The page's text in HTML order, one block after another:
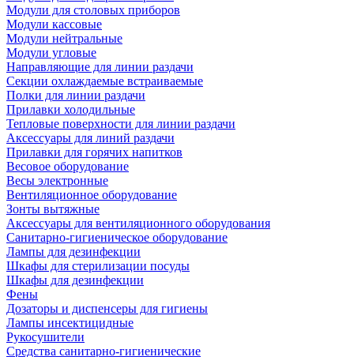
Модули для столовых приборов
Модули кассовые
Модули нейтральные
Модули угловые
Направляющие для линии раздачи
Секции охлаждаемые встраиваемые
Полки для линии раздачи
Прилавки холодильные
Тепловые поверхности для линии раздачи
Аксессуары для линий раздачи
Прилавки для горячих напитков
Весовое оборудование
Весы электронные
Вентиляционное оборудование
Зонты вытяжные
Аксессуары для вентиляционного оборудования
Санитарно-гигиеническое оборудование
Лампы для дезинфекции
Шкафы для стерилизации посуды
Шкафы для дезинфекции
Фены
Дозаторы и диспенсеры для гигиены
Лампы инсектицидные
Рукосушители
Средства санитарно-гигиенические